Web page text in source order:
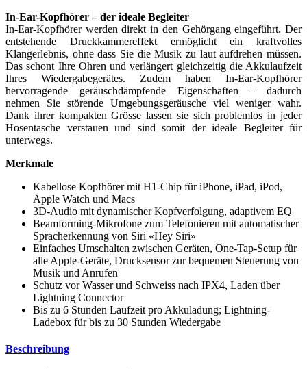
In-Ear-Kopfhörer – der ideale Begleiter
In-Ear-Kopfhörer werden direkt in den Gehörgang eingeführt. Der
entstehende Druckkammereffekt ermöglicht ein kraftvolles
Klangerlebnis, ohne dass Sie die Musik zu laut aufdrehen müssen.
Das schont Ihre Ohren und verlängert gleichzeitig die Akkulaufzeit
Ihres Wiedergabegerätes. Zudem haben In-Ear-Kopfhörer
hervorragende geräuschdämpfende Eigenschaften – dadurch
nehmen Sie störende Umgebungsgeräusche viel weniger wahr.
Dank ihrer kompakten Grösse lassen sie sich problemlos in jeder
Hosentasche verstauen und sind somit der ideale Begleiter für
unterwegs.
Merkmale
Kabellose Kopfhörer mit H1-Chip für iPhone, iPad, iPod,
Apple Watch und Macs
3D-Audio mit dynamischer Kopfverfolgung, adaptivem EQ
Beamforming-Mikrofone zum Telefonieren mit automatischer
Spracherkennung von Siri «Hey Siri»
Einfaches Umschalten zwischen Geräten, One-Tap-Setup für
alle Apple-Geräte, Drucksensor zur bequemen Steuerung von
Musik und Anrufen
Schutz vor Wasser und Schweiss nach IPX4, Laden über
Lightning Connector
Bis zu 6 Stunden Laufzeit pro Akkuladung; Lightning-
Ladebox für bis zu 30 Stunden Wiedergabe
Beschreibung